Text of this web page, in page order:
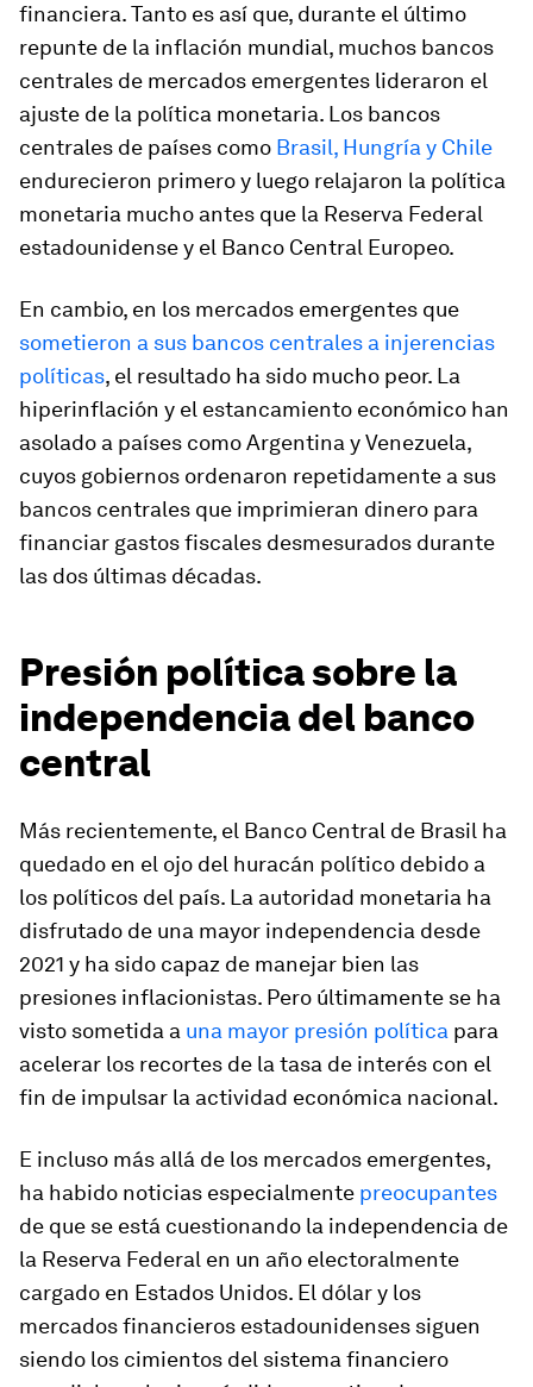
financiera. Tanto es así que, durante el último
repunte de la inflación mundial, muchos bancos
centrales de mercados emergentes lideraron el
ajuste de la política monetaria. Los bancos
centrales de países como Brasil, Hungría y Chile
endurecieron primero y luego relajaron la política
monetaria mucho antes que la Reserva Federal
estadounidense y el Banco Central Europeo.
En cambio, en los mercados emergentes que
sometieron a sus bancos centrales a injerencias
políticas, el resultado ha sido mucho peor. La
hiperinflación y el estancamiento económico han
asolado a países como Argentina y Venezuela,
cuyos gobiernos ordenaron repetidamente a sus
bancos centrales que imprimieran dinero para
financiar gastos fiscales desmesurados durante
las dos últimas décadas.
Presión política sobre la
independencia del banco
central
Más recientemente, el Banco Central de Brasil ha
quedado en el ojo del huracán político debido a
los políticos del país. La autoridad monetaria ha
disfrutado de una mayor independencia desde
2021 y ha sido capaz de manejar bien las
presiones inflacionistas. Pero últimamente se ha
visto sometida a una mayor presión política para
acelerar los recortes de la tasa de interés con el
fin de impulsar la actividad económica nacional.
E incluso más allá de los mercados emergentes,
ha habido noticias especialmente preocupantes
de que se está cuestionando la independencia de
la Reserva Federal en un año electoralmente
cargado en Estados Unidos. El dólar y los
mercados financieros estadounidenses siguen
siendo los cimientos del sistema financiero